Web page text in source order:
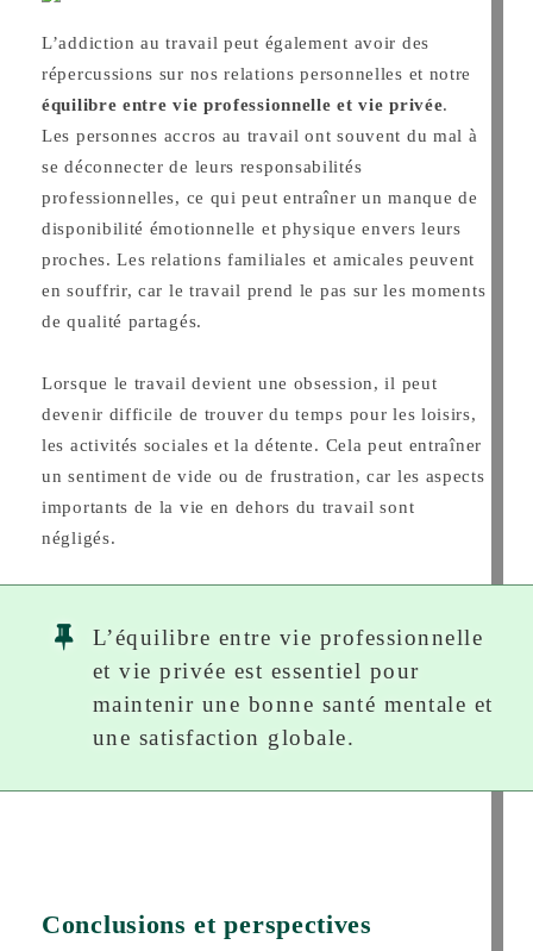
L’addiction au travail peut également avoir des
répercussions sur nos relations personnelles et notre
équilibre entre vie professionnelle et vie privée.
Les personnes accros au travail ont souvent du mal à
se déconnecter de leurs responsabilités
professionnelles, ce qui peut entraîner un manque de
disponibilité émotionnelle et physique envers leurs
proches. Les relations familiales et amicales peuvent
en souffrir, car le travail prend le pas sur les moments
de qualité partagés.
Lorsque le travail devient une obsession, il peut
devenir difficile de trouver du temps pour les loisirs,
les activités sociales et la détente. Cela peut entraîner
un sentiment de vide ou de frustration, car les aspects
importants de la vie en dehors du travail sont
négligés.
L’équilibre entre vie professionnelle
et vie privée est essentiel pour
maintenir une bonne santé mentale et
une satisfaction globale.
Conclusions et perspectives